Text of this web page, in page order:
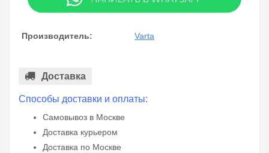
Производитель: Varta
Доставка
Способы доставки и оплаты:
Самовывоз в Москве
Доставка курьером
Доставка по Москве